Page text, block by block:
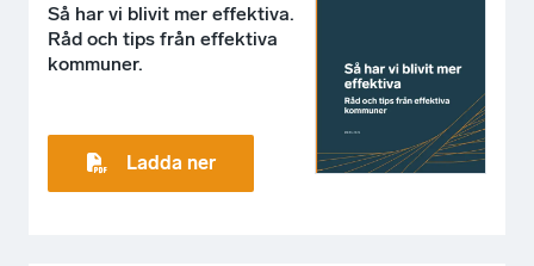
Så har vi blivit mer effektiva.
Råd och tips från effektiva
kommuner.
Ladda ner